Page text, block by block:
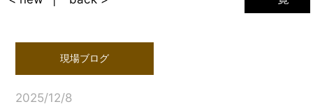
現場ブログ
2025/12/8